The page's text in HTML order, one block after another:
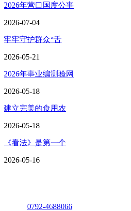
2026年营口国度公事
2026-07-04
牢牢守护群众“舌
2026-05-21
2026年事业编测验网
2026-05-18
建立完美的食用农
2026-05-18
《看法》是第一个
2026-05-16
0792-4688066